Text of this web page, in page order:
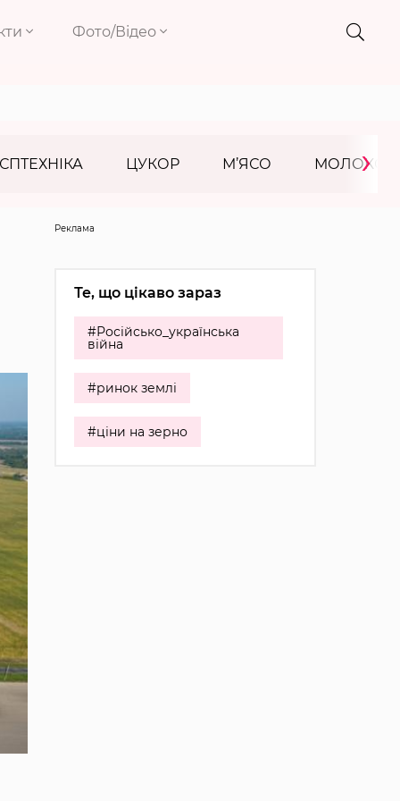
Фото/Відео
ЦУКОР М’ЯСО МОЛОКО
›
Реклама
Те, що цікаво зараз
#Російсько_українська
війна
#ринок землі
#ціни на зерно